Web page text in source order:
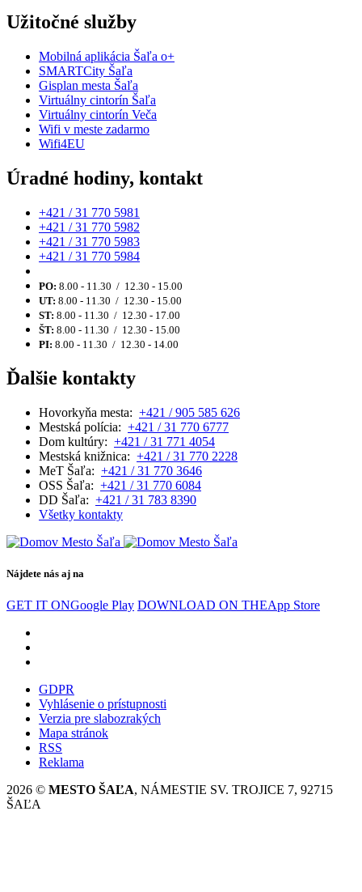
Užitočné služby
Mobilná aplikácia Šaľa o+
SMARTCity Šaľa
Gisplan mesta Šaľa
Virtuálny cintorín Šaľa
Virtuálny cintorín Veča
Wifi v meste zadarmo
Wifi4EU
Úradné hodiny, kontakt
+421 / 31 770 5981
+421 / 31 770 5982
+421 / 31 770 5983
+421 / 31 770 5984
PO: 8.00 - 11.30 / 12.30 - 15.00
UT: 8.00 - 11.30 / 12.30 - 15.00
ST: 8.00 - 11.30 / 12.30 - 17.00
ŠT: 8.00 - 11.30 / 12.30 - 15.00
PI: 8.00 - 11.30 / 12.30 - 14.00
Ďalšie kontakty
Hovorkyňa mesta: +421 / 905 585 626
Mestská polícia: +421 / 31 770 6777
Dom kultúry: +421 / 31 771 4054
Mestská knižnica: +421 / 31 770 2228
MeT Šaľa: +421 / 31 770 3646
OSS Šaľa: +421 / 31 770 6084
DD Šaľa: +421 / 31 783 8390
Všetky kontakty
Nájdete nás aj na
GET IT ONGoogle Play DOWNLOAD ON THEApp Store
GDPR
Vyhlásenie o prístupnosti
Verzia pre slabozrakých
Mapa stránok
RSS
Reklama
2026 © MESTO ŠAĽA, NÁMESTIE SV. TROJICE 7, 92715
ŠAĽA